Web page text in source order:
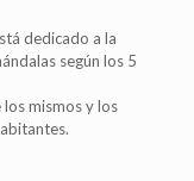
dedicado a la
según los 5
mismos y los